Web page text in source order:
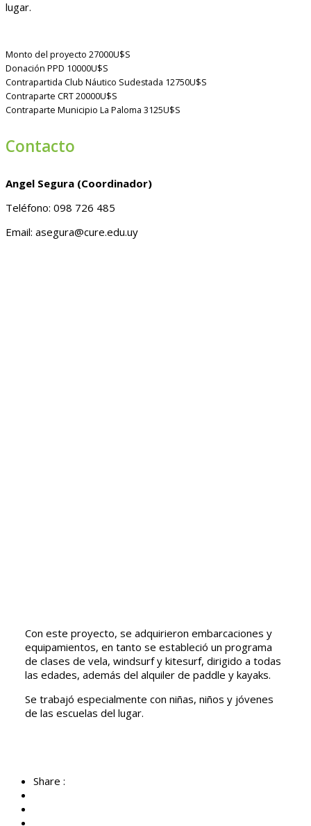
lugar.
Monto del proyecto 27000U$S
Donación PPD 10000U$S
Contrapartida Club Náutico Sudestada 12750U$S
Contraparte CRT20000U$S
Contraparte Municipio La Paloma 3125U$S
Contacto
Angel Segura (Coordinador)
Teléfono: 098 726 485
Email: asegura@cure.edu.uy
Con este proyecto, se adquirieron embarcaciones y
equipamientos, en tanto se estableció un programa
de clases de vela, windsurf y kitesurf, dirigido a todas
las edades, además del alquiler de paddle y kayaks.
Se trabajó especialmente con niñas, niños y jóvenes
de las escuelas del lugar.
Share :